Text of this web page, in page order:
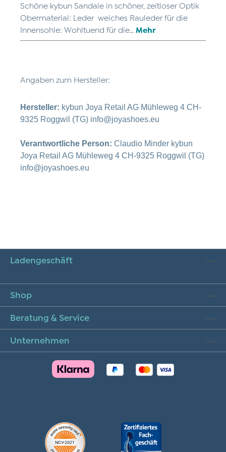
Schöne kybun Sandale in schöner, zeitloser Optik
Obermaterial: Leder weiches Rauleder für die
Innensohle: Wohltuend für die… Mehr
Angaben zum Hersteller:
Hersteller: kybun Joya Retail AG Mühleweg 4 CH-
9325 Roggwil (TG) info@joyashoes.eu
Verantwortliche Person: Claudio Minder kybun
Joya Retail AG Mühleweg 4 CH-9325 Roggwil (TG)
info@joyashoes.eu
Ladengeschäft
Shop
Beratung & Service
Unternehmen